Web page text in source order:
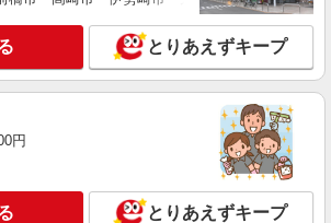
とりあえずキープ
円
とりあえずキープ